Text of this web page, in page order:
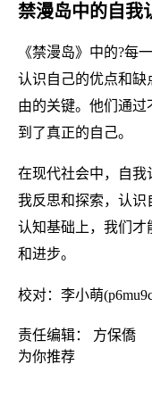
禁漫岛中的自我
《禁漫岛》中的?每
认识自己的优点和缺
由的关键。他们通过
到了真正的自己。
在现代社会中，自我
我反思和探索，认识
认知基础上，我们才
和进步。
校对：李小萌
责任编辑： 方保僑
为你推荐